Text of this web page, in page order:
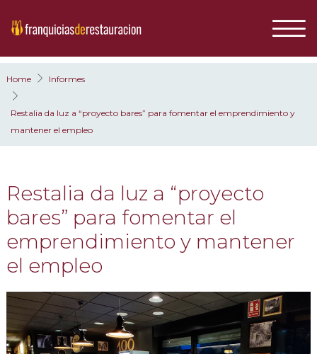
Home Informes
Restalia da luz a “proyecto bares” para fomentar el emprendimiento y
mantener el empleo
Restalia da luz a “proyecto
bares” para fomentar el
emprendimiento y mantener
el empleo